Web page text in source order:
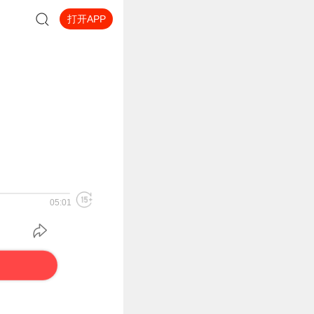
打开APP
05:01